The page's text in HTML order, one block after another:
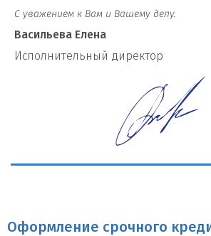
С уважением к Вам и Вашему делу.
Васильева Елена
И сполнительный директор
Оформление срочного